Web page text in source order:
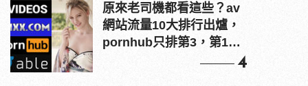
原來老司機都看這些？av
網站流量10大排行出爐，
pornhub只排第3，第1名
4